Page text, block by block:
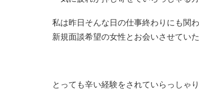
私は昨日そんな日の仕事終わりにも関わ
新規面談希望の女性とお会いさせていた
とっても辛い経験をされていらっしゃり